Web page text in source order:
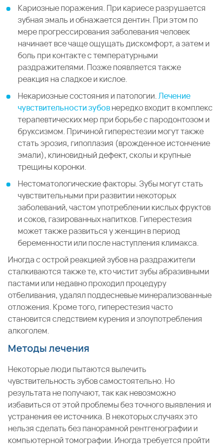
Кариозные поражения. При кариесе разрушается
зубная эмаль и обнажается дентин. При этом по
мере прогрессирования заболевания человек
начинает все чаще ощущать дискомфорт, а затем и
боль при контакте с температурными
раздражителями. Позже появляется также
реакция на сладкое и кислое.
Некариозные состояния и патологии.Лечение
чувствительности зубовнередко входит в комплекс
терапевтических мер при борьбе с пародонтозом и
бруксизмом. Причиной гиперестезии могут также
стать эрозия, гипоплазия (врожденное истончение
эмали), клиновидный дефект, сколы и крупные
трещины коронки.
Нестоматологические факторы. Зубы могут стать
чувствительными при развитии некоторых
заболеваний, частом употреблении кислых фруктов
и соков, газированных напитков. Гиперестезия
может также развиться у женщин в период
беременности или после наступления климакса.
Иногда с острой реакцией зубов на раздражители
сталкиваются также те, кто чистит зубы абразивными
пастами или недавно проходил процедуру
отбеливания, удалял поддесневые минерализованные
отложения. Кроме того, гиперестезия часто
становится следствием курения и злоупотребления
алкоголем.
Методы лечения
Некоторые люди пытаются вылечить
чувствительность зубов самостоятельно. Но
результата не получают, так как невозможно
избавиться от этой проблемы без точного выявления и
устранения ее источника. В некоторых случаях это
нельзя сделать без панорамной рентгенографии и
компьютерной томографии. Иногда требуется пройти